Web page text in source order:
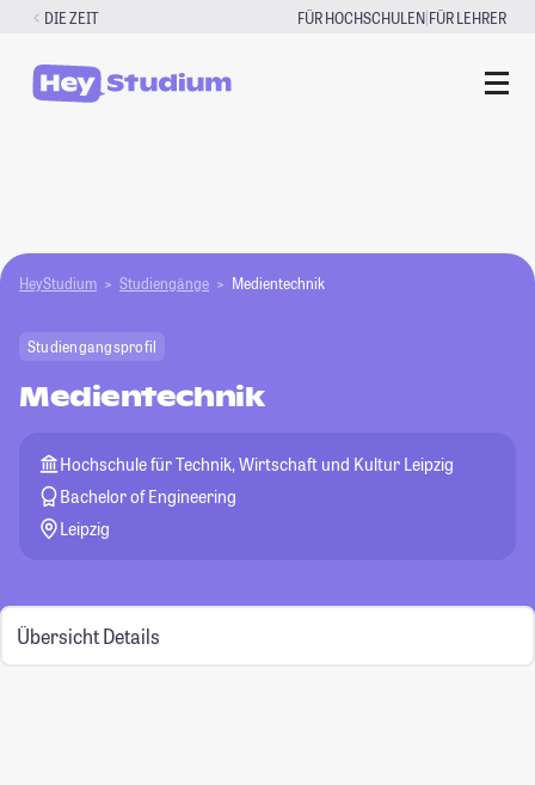
Zum
springen
DIE ZEIT FÜR HOCHSCHULEN|FÜR LEHRER
HeyStudium Studiengänge Medientechnik
Studiengangsprofil
Medientechnik
Hochschule für Technik, Wirtschaft und Kultur Leipzig
Bachelor of Engineering
Leipzig
Übersicht Details